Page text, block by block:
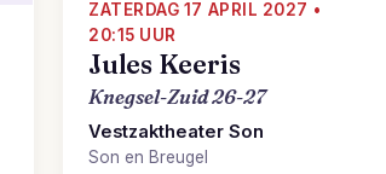
ZATERDAG 17 APRIL 2027 •
20:15 UUR
Jules Keeris
Knegsel-Zuid 26-27
Vestzaktheater Son
Son en Breugel